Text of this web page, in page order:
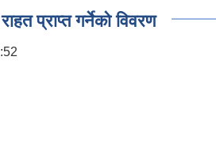
प्राप्त गर्नेको विवरण